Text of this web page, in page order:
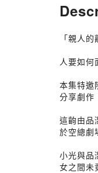
「親人
人要如何
本集特邀
分享劇作
這齣由品
於空總劇
小光與品
女之間未